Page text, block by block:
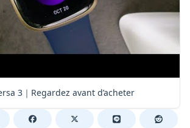
3｜Regardez avant d’acheter